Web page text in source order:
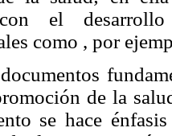
con el
como , por
de la
se hace